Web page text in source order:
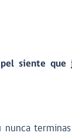
siente